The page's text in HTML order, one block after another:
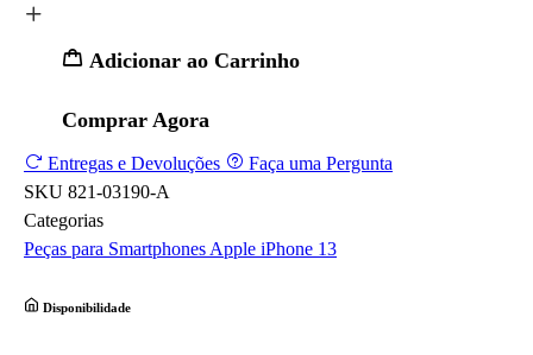
Adicionar ao Carrinho
Comprar Agora
Entregas e Devoluções
Faça uma Pergunta
SKU 821-03190-A
Categorias
Peças para Smartphones Apple iPhone 13
Disponibilidade